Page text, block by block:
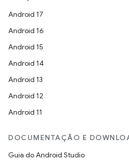
Android 17
Android 16
Android 15
Android 14
Android 13
Android 12
Android 11
DOCUMENTAÇÃO E
Guia do Android Studio